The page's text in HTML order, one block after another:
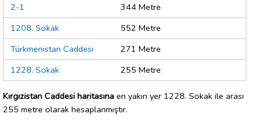
2-1
344 Metre
1208. Sokak
552 Metre
Türkmenistan Caddesi
271 Metre
1228. Sokak
255 Metre
Kırgızistan Caddesi haritasına en yakın yer 1228. Sokak ile arası
255 metre olarak hesaplanmıştır.